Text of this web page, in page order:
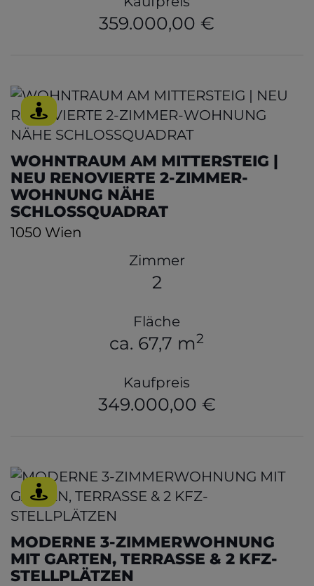
359.000,00 €
WOHNTRAUM AM MITTERSTEIG |
NEU RENOVIERTE 2-ZIMMER-
WOHNUNG NÄHE
SCHLOSSQUADRAT
1050 Wien
Zimmer
2
Fläche
ca. 67,7 m2
Kaufpreis
349.000,00 €
MODERNE 3-ZIMMERWOHNUNG
MIT GARTEN, TERRASSE & 2 KFZ-
STELLPLÄTZEN